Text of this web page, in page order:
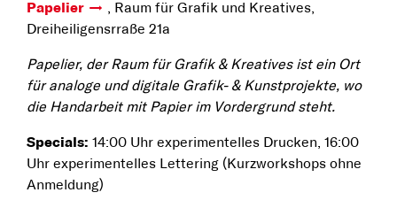
Papelier
, Raum für Grafik und Kreatives,
Dreiheiligensrraße 21a
Papelier, der Raum für Grafik & Kreatives ist ein Ort
für analoge und digitale Grafik- & Kunstprojekte, wo
die Handarbeit mit Papier im Vordergrund steht.
Specials: 14:00 Uhr experimentelles Drucken, 16:00
Uhr experimentelles Lettering (Kurzworkshops ohne
Anmeldung)